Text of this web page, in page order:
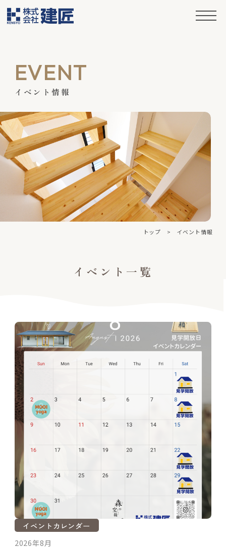
Skip to content
Skip to footer
EVENT
イベント情報
トップ > イベント情報
イベント一覧
イベントカレンダー
2026年8月